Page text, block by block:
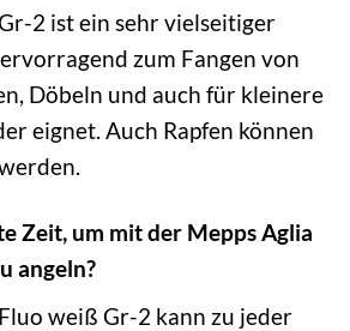
2 ist ein sehr vielseitiger
zum Fangen von
Döbeln und auch für kleinere
eignet. Auch Rapfen können
Zeit, um mit der Mepps Aglia
angeln?
weiß Gr-2 kann zu jeder